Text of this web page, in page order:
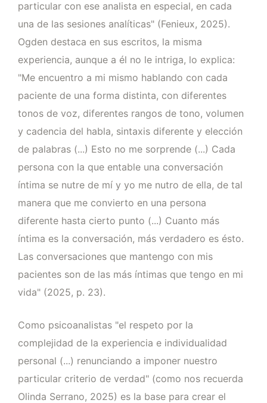
particular con ese analista en especial, en cada
una de las sesiones analíticas" (Fenieux, 2025).
Ogden destaca en sus escritos, la misma
experiencia, aunque a él no le intriga, lo explica:
"Me encuentro a mi mismo hablando con cada
paciente de una forma distinta, con diferentes
tonos de voz, diferentes rangos de tono, volumen
y cadencia del habla, sintaxis diferente y elección
de palabras (...) Esto no me sorprende (...) Cada
persona con la que entable una conversación
íntima se nutre de mí y yo me nutro de ella, de tal
manera que me convierto en una persona
diferente hasta cierto punto (...) Cuanto más
íntima es la conversación, más verdadero es ésto.
Las conversaciones que mantengo con mis
pacientes son de las más íntimas que tengo en mi
vida" (2025, p. 23).
Como psicoanalistas "el respeto por la
complejidad de la experiencia e individualidad
personal (...) renunciando a imponer nuestro
particular criterio de verdad" (como nos recuerda
Olinda Serrano, 2025) es la base para crear el